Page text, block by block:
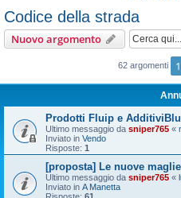
Codice della strada
Nuovo argomento
62 argomenti 1
Prodotti Fluip e
Ultimo messaggio da sniper765 «
Inviato in Vendo
Risposte: 1
[proposta] Le nuove
Ultimo messaggio da sniper765 «
Inviato in A Manetta